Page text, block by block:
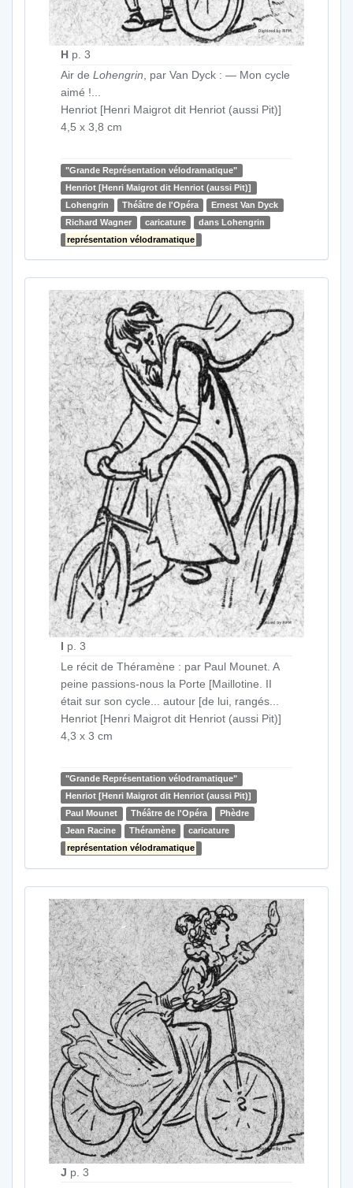
H p. 3
Air de Lohengrin , par Van Dyck : — Mon cycle
aimé !...
Henriot [Henri Maigrot dit Henriot (aussi Pit)]
4,5 x 3,8 cm
"Grande Représentation vélodramatique"
Henriot [Henri Maigrot dit Henriot (aussi Pit)]
Lohengrin
Théâtre de l'Opéra
Ernest Van Dyck
Richard Wagner
caricature
dans Lohengrin
représentation vélodramatique
I p. 3
Le récit de Théramène : par Paul Mounet. A
peine passions-nous la Porte [Maillotine. II
était sur son cycle... autour [de lui, rangés...
Henriot [Henri Maigrot dit Henriot (aussi Pit)]
4,3 x 3 cm
"Grande Représentation vélodramatique"
Henriot [Henri Maigrot dit Henriot (aussi Pit)]
Paul Mounet
Théâtre de l'Opéra
Phèdre
Jean Racine
Théramène
caricature
représentation vélodramatique
J p. 3